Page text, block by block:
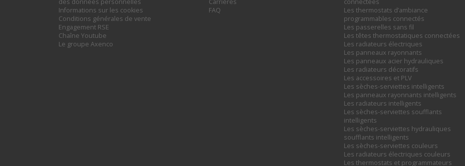
des données personnelles
Informations sur les cookies
Conditions générales de vente
Engagement RSE
Chaîne Youtube
Le groupe Axenco
Carrières
FAQ
connectées
Les thermostats d’ambiance
programmables connectés
Les passerelles sans fil
Les têtes thermostatiques connectées
Les radiateurs électriques
Les panneaux rayonnants
Les panneaux acier hydrauliques
Les radiateurs décoratifs
Les accessoires et PLV
Les sèches-serviettes intelligents
Les panneaux rayonnants intelligents
Les radiateurs intelligents
Les sèches-serviettes soufflants
intelligents
Les sèches-serviettes hydrauliques
soufflants intelligents
Les sèches-serviettes couleurs
Les radiateurs électriques couleurs
Les thermostats et programmateurs